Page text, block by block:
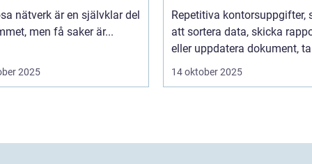
nätverk är en självklar del
men få saker är...
2025
programvara
Repetitiva kontorsuppgifter,
att sortera data, skicka
eller uppdatera dokument,
14 oktober 2025